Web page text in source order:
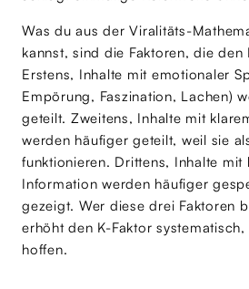
Was du aus der Viralitäts-
kannst, sind die Faktoren, die den
Erstens, Inhalte mit emotionaler
Empörung, Faszination, Lachen)
geteilt. Zweitens, Inhalte mit
werden häufiger geteilt, weil sie
funktionieren. Drittens, Inhalte mit
Information werden häufiger
gezeigt. Wer diese drei Faktoren
erhöht den K-Faktor
hoffen.